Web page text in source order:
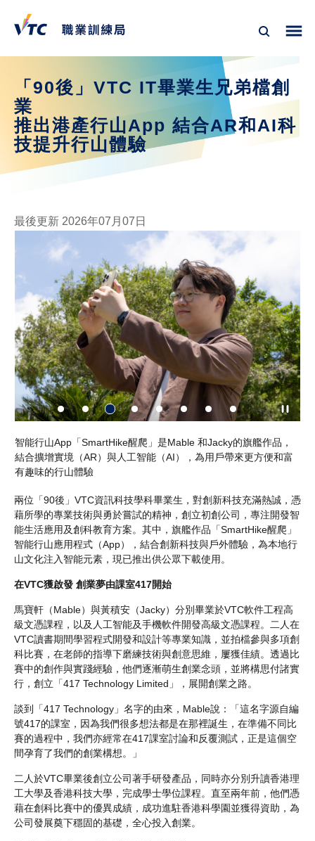
「90後」VTC IT畢業生兄弟檔創
業
推出港產行山App 結合AR和AI科
技提升行山體驗
最後更新 2026年07月07日
智能行山App「SmartHike醒爬」是Mable 和Jacky的旗艦作品，
結合擴增實境（AR）與人工智能（AI），為用戶帶來更方便和富
有趣味的行山體驗
兩位「90後」VTC資訊科技學科畢業生，對創新科技充滿熱誠，憑
藉所學的專業技術與勇於嘗試的精神，創立初創公司，專注開發智
能生活應用及創科教育方案。其中，旗艦作品「SmartHike醒爬」
智能行山應用程式（App），結合創新科技與戶外體驗，為本地行
山文化注入智能元素，現已推出供公眾下載使用。
在VTC獲啟發 創業夢由課室417開始
馬寶軒（Mable）與黃積安（Jacky）分別畢業於VTC軟件工程高
級文憑課程，以及人工智能及手機軟件開發高級文憑課程。二人在
VTC讀書期間學習程式開發和設計等專業知識，並拍檔參與多項創
科比賽，在老師的指導下磨練技術與創意思維，屢獲佳績。透過比
賽中的創作與實踐經驗，他們逐漸萌生創業念頭，並將構思付諸實
行，創立「417 Technology Limited」，展開創業之路。
談到「417 Technology」名字的由來，Mable說：「這名字源自編
號417的課室，因為我們很多想法都是在那裡誕生，在準備不同比
賽的過程中，我們亦經常在417課室討論和反覆測試，正是這個空
間孕育了我們的創業構想。」
二人於VTC畢業後創立公司著手研發產品，同時亦分別升讀香港理
工大學及香港科技大學，完成學士學位課程。直至兩年前，他們憑
藉在創科比賽中的優異成績，成功進駐香港科學園並獲得資助，為
公司發展奠下穩固的基礎，全心投入創業。